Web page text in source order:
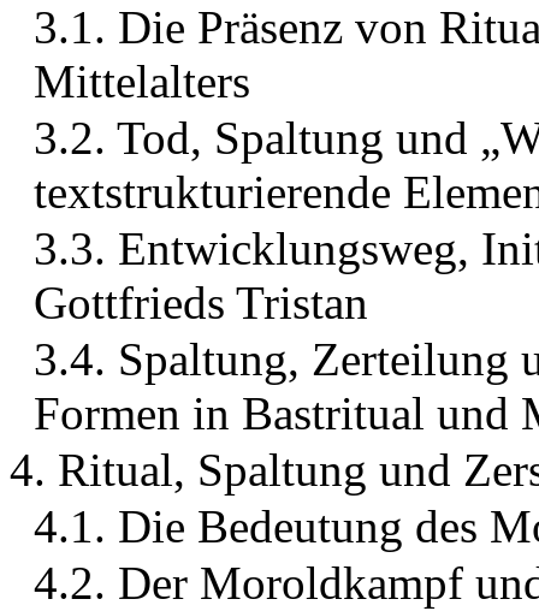
3.1. Die Präsenz von
Mittelalters
3.2. Tod, Spaltung und
textstrukturierende
3.3. Entwicklungsweg,
Gottfrieds Tristan
3.4. Spaltung, Zerteilung
Formen in Bastritual und
4. Ritual, Spaltung und
4.1. Die Bedeutung des
4.2. Der Moroldkampf